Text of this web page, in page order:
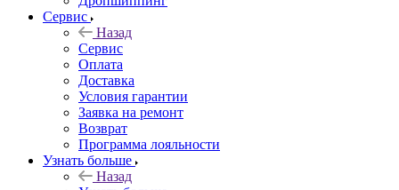
Сервис
Назад
Сервис
Оплата
Доставка
Условия гарантии
Заявка на ремонт
Возврат
Программа лояльности
Узнать больше
Назад